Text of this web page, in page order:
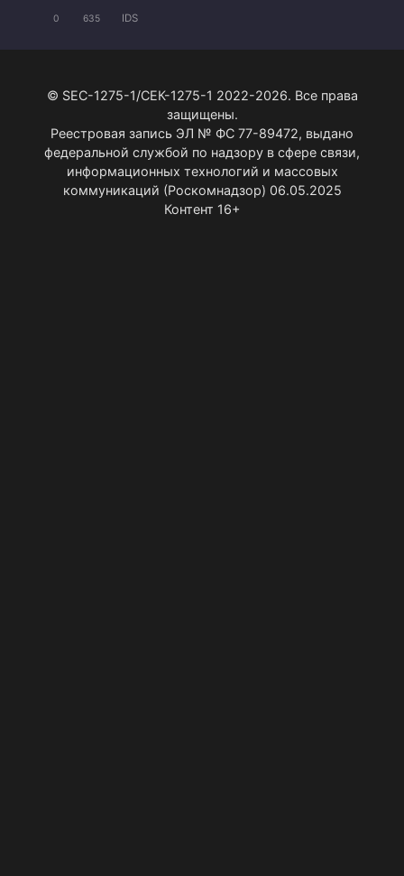
0 635 IDS
© SEC-1275-1/СЕК-1275-1 2022-2026. Все права
защищены.
Реестровая запись ЭЛ № ФС 77-89472, выдано
федеральной службой по надзору в сфере связи,
информационных технологий и массовых
коммуникаций (Роскомнадзор) 06.05.2025
Контент 16+